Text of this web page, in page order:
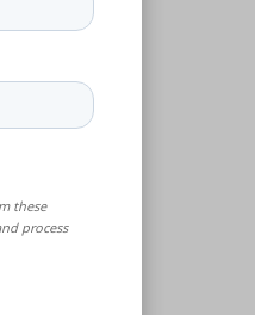
senken. Es